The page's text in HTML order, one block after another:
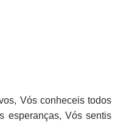
Vós conheceis todos
esperanças, Vós sentis